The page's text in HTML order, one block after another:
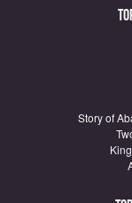
Story of